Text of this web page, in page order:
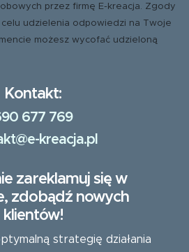
przez firmę E-kreacja. Zgody
udzielenia odpowiedzi na Twoje
możesz wycofać udzieloną
Kontakt:
677 769
kreacja.pl
zareklamuj się w
zdobądź nowych
klientów!
strategię działania